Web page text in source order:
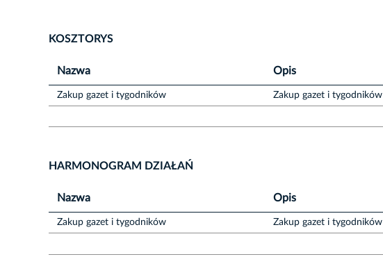
KOSZTORYS
Nazwa Opis
Zakup gazet i tygodników Zakup gazet i tygodników
HARMONOGRAM DZIAŁAŃ
Nazwa Opis
Zakup gazet i tygodników Zakup gazet i tygodników